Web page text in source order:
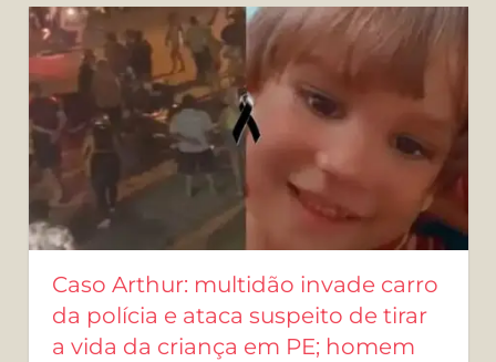
Caso Arthur: multidão invade carro
da polícia e ataca suspeito de tirar
a vida da criança em PE; homem